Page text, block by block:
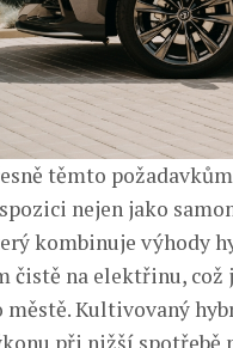
těmto
nejen jako
kombinuje výhody
čistě na elektřinu, což
městě. Kultivovaný
při nižší spotřebě